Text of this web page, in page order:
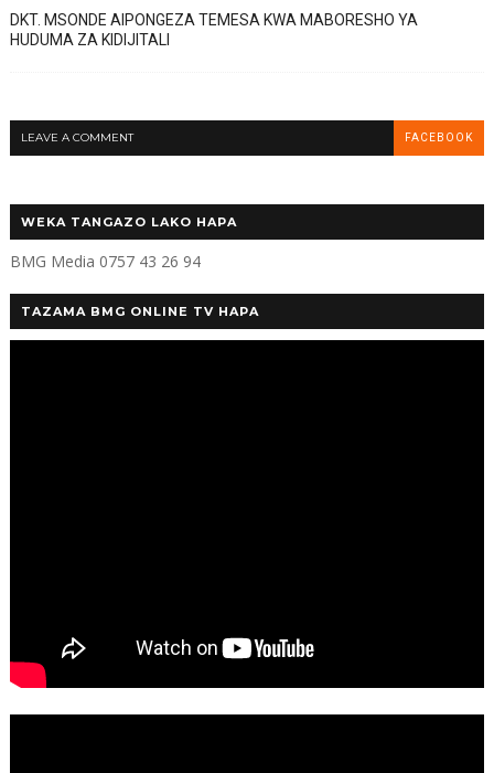
DKT. MSONDE AIPONGEZA TEMESA KWA MABORESHO YA
HUDUMA ZA KIDIJITALI
LEAVE A COMMENT FACEBOOK
WEKA TANGAZO LAKO HAPA
BMG Media 0757 43 26 94
TAZAMA BMG ONLINE TV HAPA